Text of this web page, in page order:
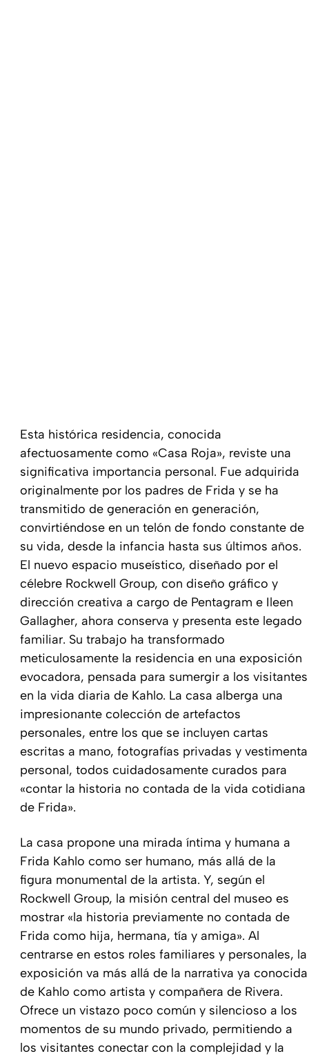
Esta histórica residencia, conocida
afectuosamente como «Casa Roja», reviste una
significativa importancia personal. Fue adquirida
originalmente por los padres de Frida y se ha
transmitido de generación en generación,
convirtiéndose en un telón de fondo constante de
su vida, desde la infancia hasta sus últimos años.
El nuevo espacio museístico, diseñado por el
célebre Rockwell Group, con diseño gráfico y
dirección creativa a cargo de Pentagram e Ileen
Gallagher, ahora conserva y presenta este legado
familiar. Su trabajo ha transformado
meticulosamente la residencia en una exposición
evocadora, pensada para sumergir a los visitantes
en la vida diaria de Kahlo. La casa alberga una
impresionante colección de artefactos
personales, entre los que se incluyen cartas
escritas a mano, fotografías privadas y vestimenta
personal, todos cuidadosamente curados para
«contar la historia no contada de la vida cotidiana
de Frida».
La casa propone una mirada íntima y humana a
Frida Kahlo como ser humano, más allá de la
figura monumental de la artista. Y, según el
Rockwell Group, la misión central del museo es
mostrar «la historia previamente no contada de
Frida como hija, hermana, tía y amiga». Al
centrarse en estos roles familiares y personales, la
exposición va más allá de la narrativa ya conocida
de Kahlo como artista y compañera de Rivera.
Ofrece un vistazo poco común y silencioso a los
momentos de su mundo privado, permitiendo a
los visitantes conectar con la complejidad y la